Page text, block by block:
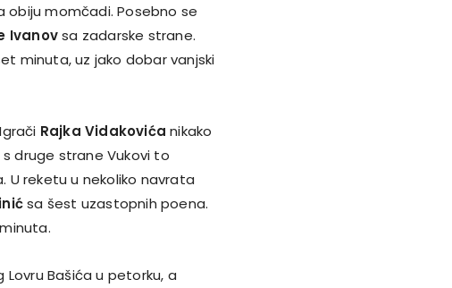
obiju momčadi. Posebno se
Ivanovsa zadarske strane.
minuta, uz jako dobar vanjski
Rajka Vidakovića nikako
druge strane Vukovi to
U reketu u nekoliko navrata
sa šest uzastopnih poena.
Bašića u petorku, a